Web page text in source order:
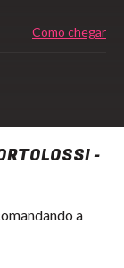
Como chegar
-
a